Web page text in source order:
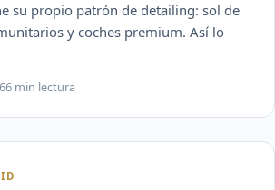
su propio patrón de detailing: sol de
y coches premium. Así lo
6 min lectura